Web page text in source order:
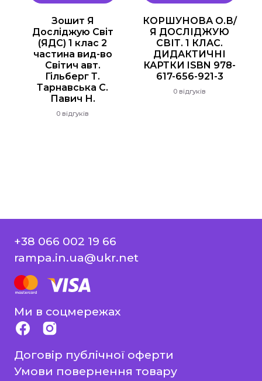
Зошит Я
Досліджую Світ
(ЯДС) 1 клас 2
частина вид-во
Світич авт.
Гільберг Т.
Тарнавська С.
Павич Н.
0 відгуків
КОРШУНОВА О.В/
Я ДОСЛІДЖУЮ
СВІТ. 1 КЛАС.
ДИДАКТИЧНІ
КАРТКИ ISBN 978-
617-656-921-3
0 відгуків
Договір публічної оферти
Умови повернення товару
Ми в соцмережах
+38 066 002 19 66
rampa.in.ua@ukr.net